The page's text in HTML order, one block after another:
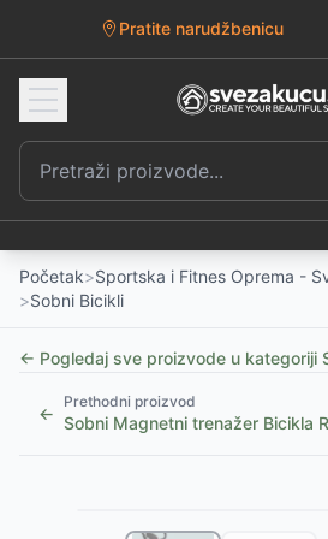
Pratite narudžbenicu
Početak>Sportska i Fitnes Oprema -
>Sobni Bicikli
← Pogledaj sve proizvode u kategoriji
←
Prethodni proizvod
Sobni Magnetni trenažer Bicikla